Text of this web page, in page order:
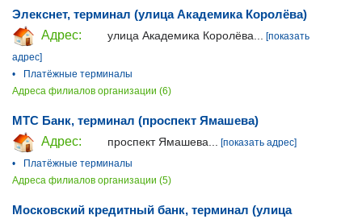
Элекснет, терминал (улица Академика Королёва)
Адрес:
улица Академика Королёва... [показать
адрес]
•
Платёжные терминалы
Адреса филиалов организации (6)
МТС Банк, терминал (проспект Ямашева)
Адрес:
проспект Ямашева... [показать адрес]
•
Платёжные терминалы
Адреса филиалов организации (5)
Московский кредитный банк, терминал (улица